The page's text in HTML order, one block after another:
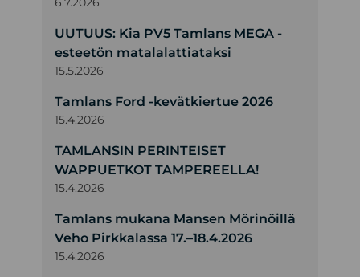
UUTUUS: Kia PV5 Tamlans MEGA -
esteetön matalalattiataksi
15.5.2026
Tamlans Ford -kevätkiertue 2026
15.4.2026
TAMLANSIN PERINTEISET
WAPPUETKOT TAMPEREELLA!
15.4.2026
Tamlans mukana Mansen Mörinöillä
Veho Pirkkalassa 17.–18.4.2026
15.4.2026